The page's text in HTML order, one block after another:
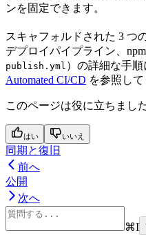
ンを固定できます。
スキャフォルドされた 3 つ
デプロイパイプライン、
publish.yml ）の詳細な手順
Automated CI/CD を参照して
このページは役に立ちまし
はい いいえ
同期と復旧
前へ
公開
次へ
⌘I